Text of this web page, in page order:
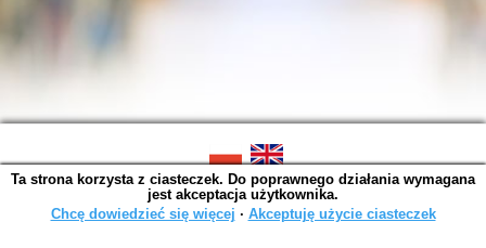
SOWA OPAC v. 6.11.7 (2026-07-08)
Wygenerowano w 0,0043 s.
Ta strona korzysta z ciasteczek. Do poprawnego działania wymagana
jest akceptacja użytkownika.
Chcę dowiedzieć się więcej ∙ Akceptuję użycie ciasteczek